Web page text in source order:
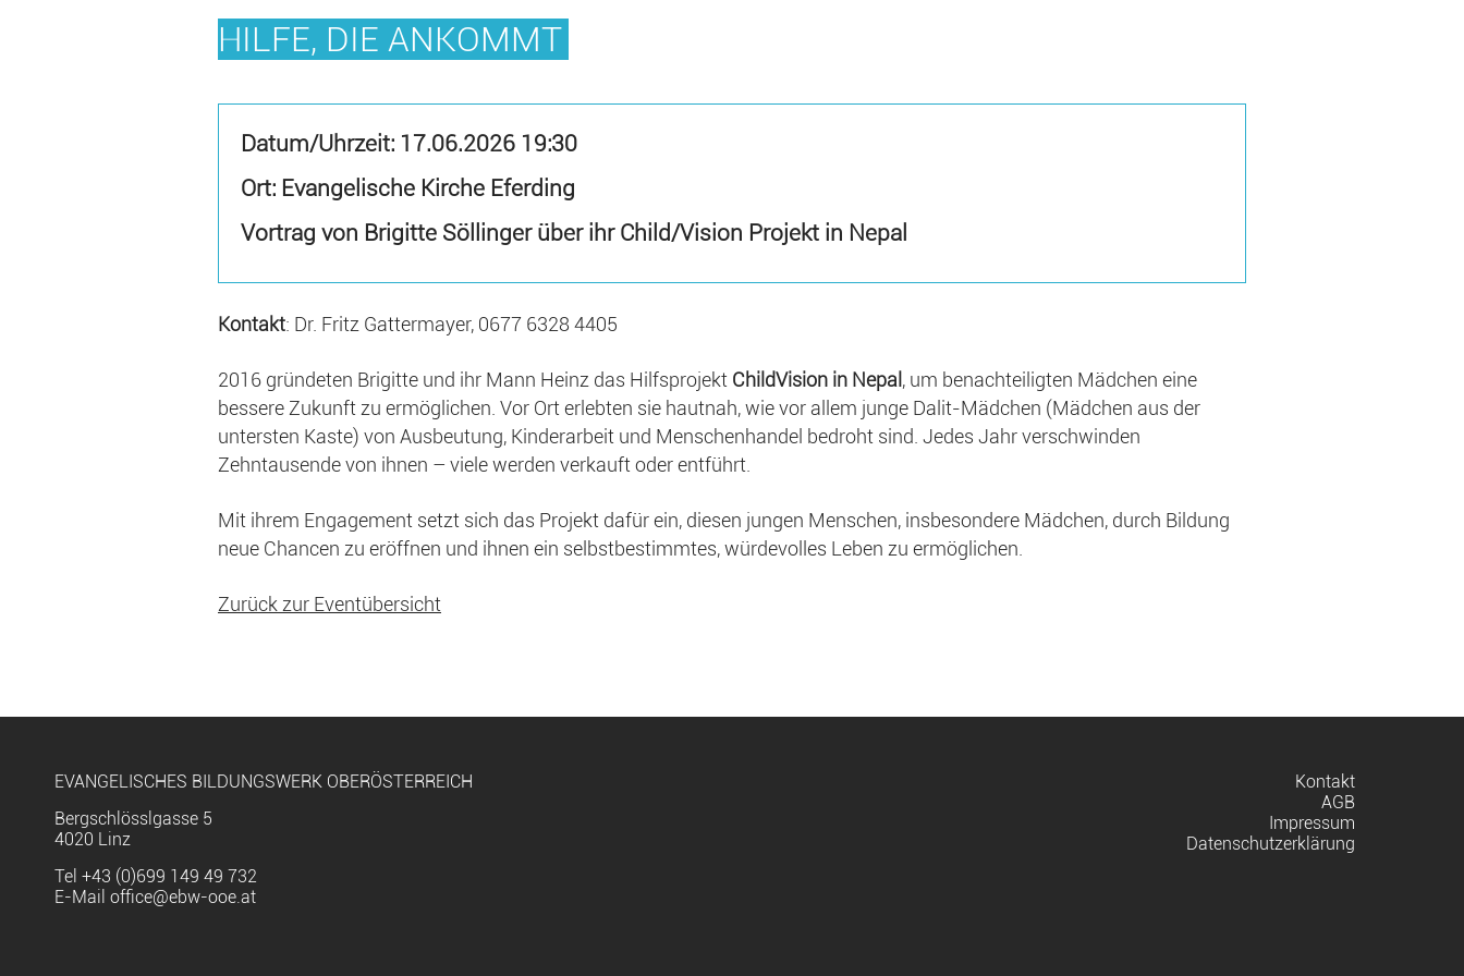
HILFE, DIE ANKOMMT
Datum/Uhrzeit: 17.06.2026 19:30
Ort: Evangelische Kirche Eferding
Vortrag von Brigitte Söllinger über ihr Child/Vision Projekt in Nepal
Kontakt: Dr. Fritz Gattermayer, 0677 6328 4405
2016 gründeten Brigitte und ihr Mann Heinz das Hilfsprojekt ChildVision in Nepal , um benachteiligten Mädchen eine
bessere Zukunft zu ermöglichen. Vor Ort erlebten sie hautnah, wie vor allem junge Dalit-Mädchen (Mädchen aus der
untersten Kaste) von Ausbeutung, Kinderarbeit und Menschenhandel bedroht sind. Jedes Jahr verschwinden
Zehntausende von ihnen – viele werden verkauft oder entführt.
Mit ihrem Engagement setzt sich das Projekt dafür ein, diesen jungen Menschen, insbesondere Mädchen, durch Bildung
neue Chancen zu eröffnen und ihnen ein selbstbestimmtes, würdevolles Leben zu ermöglichen.
Zurück zur Eventübersicht
EVANGELISCHES BILDUNGSWERK OBERÖSTERREICH
Bergschlösslgasse 5
4020 Linz
Tel +43 (0)699 149 49 732
E-Mail office@ebw-ooe.at
Navigation
überspringen
Kontakt
AGB
Impressum
Datenschutzerklärung